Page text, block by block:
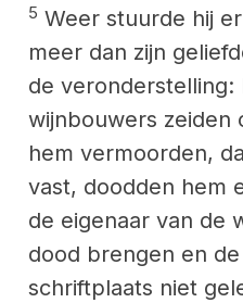
5 Weer stuurde hij
meer dan zijn
de veronderstelling:
wijnbouwers zeiden
hem vermoorden,
vast, doodden hem
de eigenaar van de
dood brengen en
schriftplaats niet